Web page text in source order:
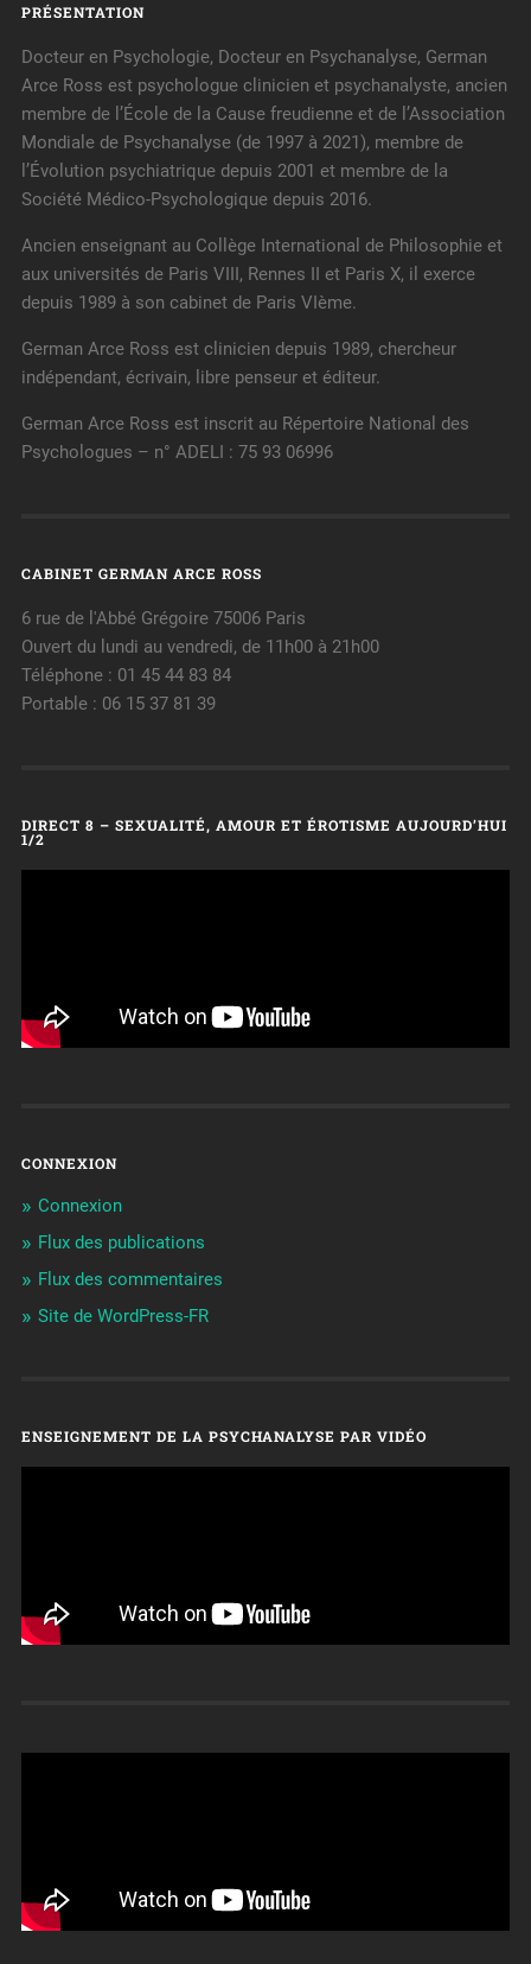
PRÉSENTATION
Docteur en Psychologie, Docteur en Psychanalyse, German
Arce Ross est psychologue clinicien et psychanalyste, ancien
membre de l’École de la Cause freudienne et de l’Association
Mondiale de Psychanalyse (de 1997 à 2021), membre de
l’Évolution psychiatrique depuis 2001 et membre de la
Société Médico-Psychologique depuis 2016.
Ancien enseignant au Collège International de Philosophie et
aux universités de Paris VIII, Rennes II et Paris X, il exerce
depuis 1989 à son cabinet de Paris VIème.
German Arce Ross est clinicien depuis 1989, chercheur
indépendant, écrivain, libre penseur et éditeur.
German Arce Ross est inscrit au Répertoire National des
Psychologues – n° ADELI : 75 93 06996
CABINET GERMAN ARCE ROSS
6 rue de l'Abbé Grégoire 75006 Paris
Ouvert du lundi au vendredi, de 11h00 à 21h00
Téléphone : 01 45 44 83 84
Portable : 06 15 37 81 39
DIRECT 8 – SEXUALITÉ, AMOUR ET ÉROTISME AUJOURD’HUI
1/2
CONNEXION
Connexion
Flux des publications
Flux des commentaires
Site de WordPress-FR
ENSEIGNEMENT DE LA PSYCHANALYSE PAR VIDÉO